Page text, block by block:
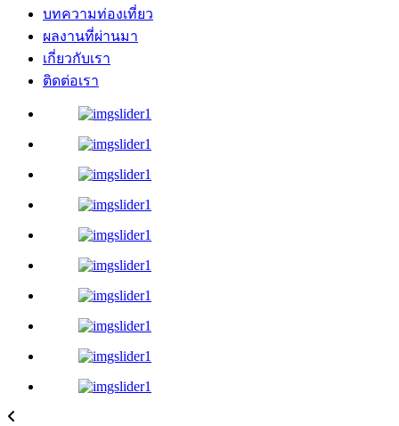
บทความท่องเที่ยว
ผลงานที่ผ่านมา
เกี่ยวกับเรา
ติดต่อเรา